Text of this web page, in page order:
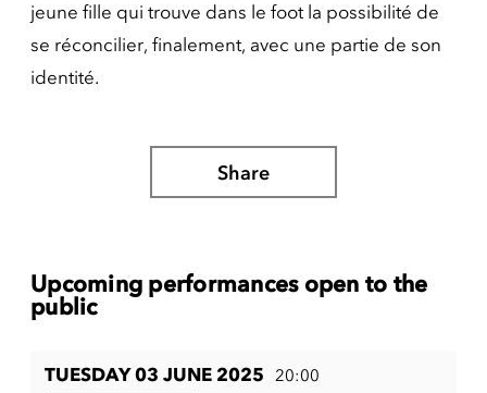
jeune fille qui trouve dans le foot la possibilité de
se réconcilier, finalement, avec une partie de son
identité.
Share
Upcoming performances open to the
public
TUESDAY 03 JUNE 2025 20:00